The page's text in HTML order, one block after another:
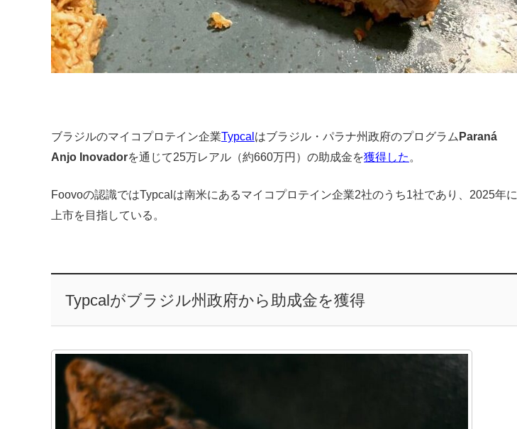
ブラジルのマイコプロテイン企業Typcal はブラジル・パラナ州政府のプログラム Paraná
Anjo Inovadorを通じて25万レアル（約660万円）の助成金を獲得した 。
Foovoの認識ではTypcalは南米にあるマイコプロテイン企業2社のうち1社であり、2025年に
上市を目指している。
Typcalがブラジル州政府から助成金を獲得